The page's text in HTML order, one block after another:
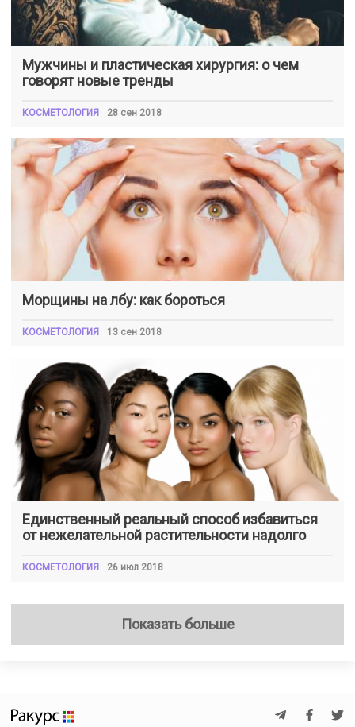
Мужчины и пластическая хирургия: о чем
говорят новые тренды
КОСМЕТОЛОГИЯ 28 сен 2018
Морщины на лбу: как бороться
КОСМЕТОЛОГИЯ 13 сен 2018
Единственный реальный способ избавиться
от нежелательной растительности надолго
КОСМЕТОЛОГИЯ 26 июл 2018
Показать больше